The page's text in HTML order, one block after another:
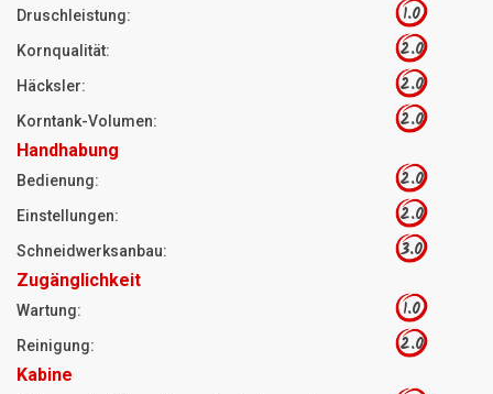
Druschleistung: 1.0
Kornqualität: 2.0
Häcksler: 2.0
Korntank-Volumen: 2.0
Handhabung
Bedienung: 2.0
Einstellungen: 2.0
Schneidwerksanbau: 3.0
Zugänglichkeit
Wartung: 1.0
Reinigung: 2.0
Kabine